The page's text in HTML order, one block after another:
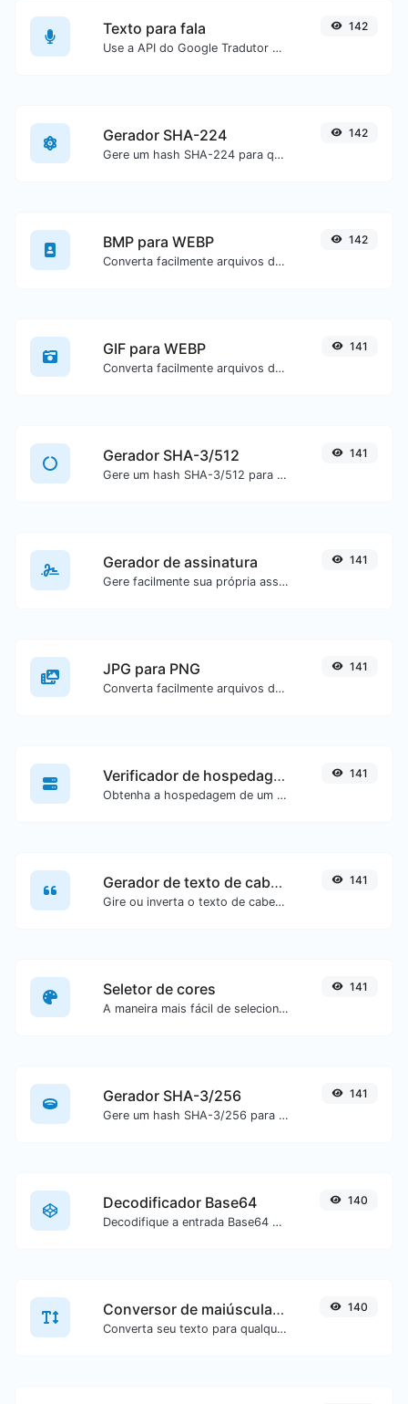
Texto para fala
Use a API do Google Tradutor para gerar áudio a partir de um texto.
142
Gerador SHA-224
Gere um hash SHA-224 para qualquer entrada de texto.
142
BMP para WEBP
Converta facilmente arquivos de imagem BMP para WEBP.
142
GIF para WEBP
Converta facilmente arquivos de imagem GIF para WEBP.
141
Gerador SHA-3/512
Gere um hash SHA-3/512 para qualquer entrada de texto.
141
Gerador de assinatura
Gere facilmente sua própria assinatura personalizada e faça download com facilidade.
141
JPG para PNG
Converta facilmente arquivos de imagem JPG para PNG.
141
Verificador de hospedagem de site
Obtenha a hospedagem de um site específico.
141
Gerador de texto de cabeça para baixo
Gire ou inverta o texto de cabeça para baixo com facilidade.
141
Seletor de cores
A maneira mais fácil de selecionar uma cor a partir de uma roda de cores e obter resultados em qualquer formato.
141
Gerador SHA-3/256
Gere um hash SHA-3/256 para qualquer entrada de texto.
141
Decodificador Base64
Decodifique a entrada Base64 de volta para texto.
140
Conversor de maiúsculas/minúsculas
Converta seu texto para qualquer tipo de maiúsculas/minúsculas, como lowercase, UPPERCASE, camelCase...etc.
140